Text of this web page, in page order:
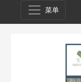
菜单